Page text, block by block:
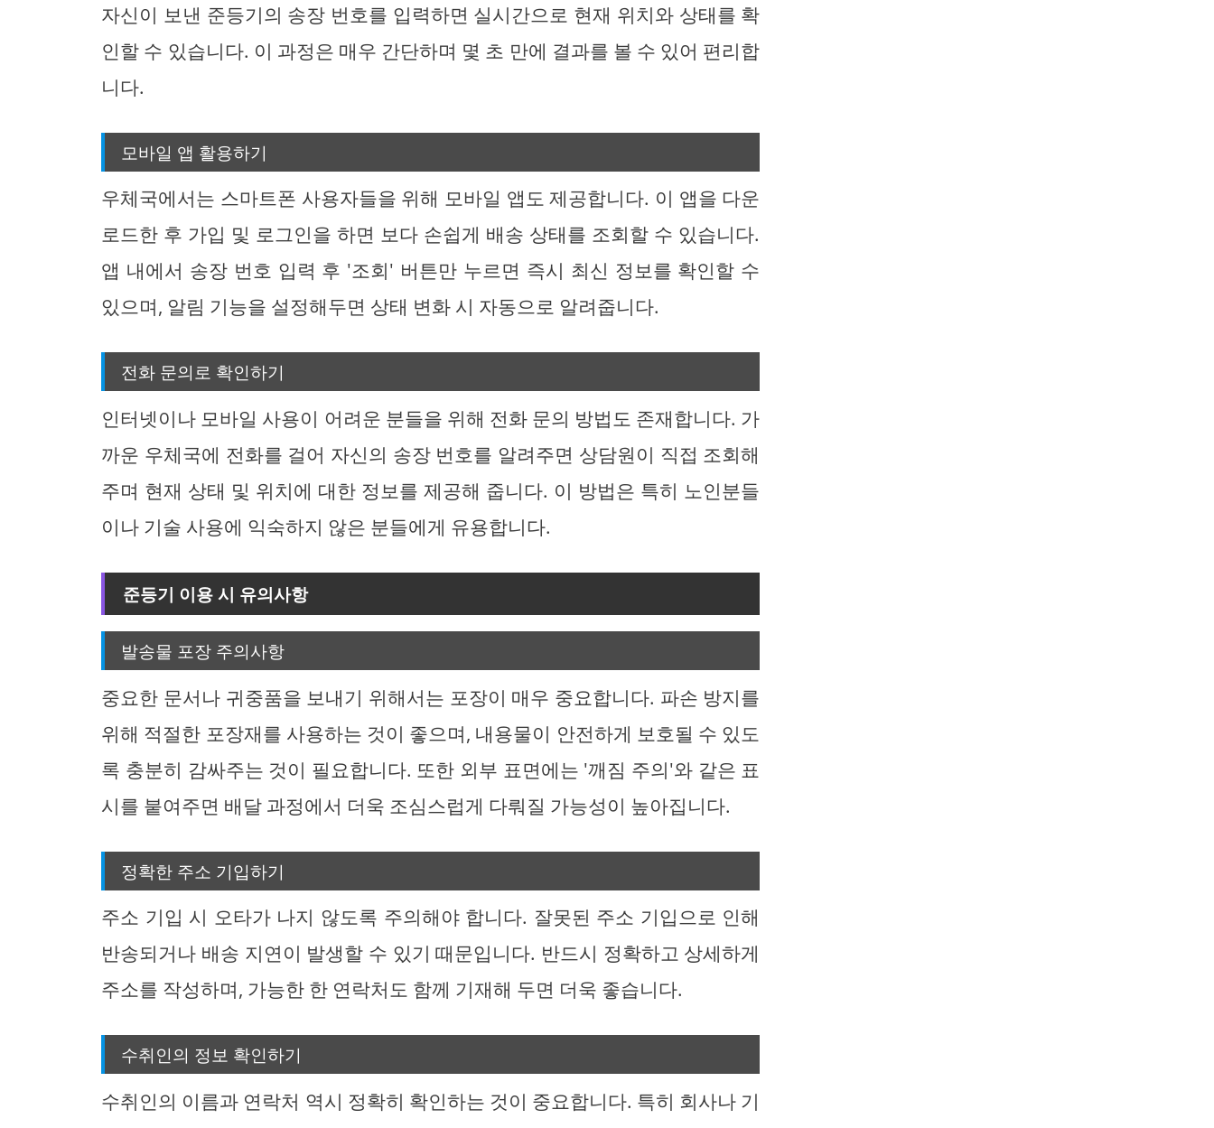
자신이 보낸 준등기의 송장 번호를 입력하면 실시간으로 현재 위치와 상태를 확
인할 수 있습니다. 이 과정은 매우 간단하며 몇 초 만에 결과를 볼 수 있어 편리합
니다.
모바일 앱 활용하기
우체국에서는 스마트폰 사용자들을 위해 모바일 앱도 제공합니다. 이 앱을 다운
로드한 후 가입 및 로그인을 하면 보다 손쉽게 배송 상태를 조회할 수 있습니다.
앱 내에서 송장 번호 입력 후 '조회' 버튼만 누르면 즉시 최신 정보를 확인할 수
있으며, 알림 기능을 설정해두면 상태 변화 시 자동으로 알려줍니다.
전화 문의로 확인하기
인터넷이나 모바일 사용이 어려운 분들을 위해 전화 문의 방법도 존재합니다. 가
까운 우체국에 전화를 걸어 자신의 송장 번호를 알려주면 상담원이 직접 조회해
주며 현재 상태 및 위치에 대한 정보를 제공해 줍니다. 이 방법은 특히 노인분들
이나 기술 사용에 익숙하지 않은 분들에게 유용합니다.
준등기 이용 시 유의사항
발송물 포장 주의사항
중요한 문서나 귀중품을 보내기 위해서는 포장이 매우 중요합니다. 파손 방지를
위해 적절한 포장재를 사용하는 것이 좋으며, 내용물이 안전하게 보호될 수 있도
록 충분히 감싸주는 것이 필요합니다. 또한 외부 표면에는 '깨짐 주의'와 같은 표
시를 붙여주면 배달 과정에서 더욱 조심스럽게 다뤄질 가능성이 높아집니다.
정확한 주소 기입하기
주소 기입 시 오타가 나지 않도록 주의해야 합니다. 잘못된 주소 기입으로 인해
반송되거나 배송 지연이 발생할 수 있기 때문입니다. 반드시 정확하고 상세하게
주소를 작성하며, 가능한 한 연락처도 함께 기재해 두면 더욱 좋습니다.
수취인의 정보 확인하기
수취인의 이름과 연락처 역시 정확히 확인하는 것이 중요합니다. 특히 회사나 기